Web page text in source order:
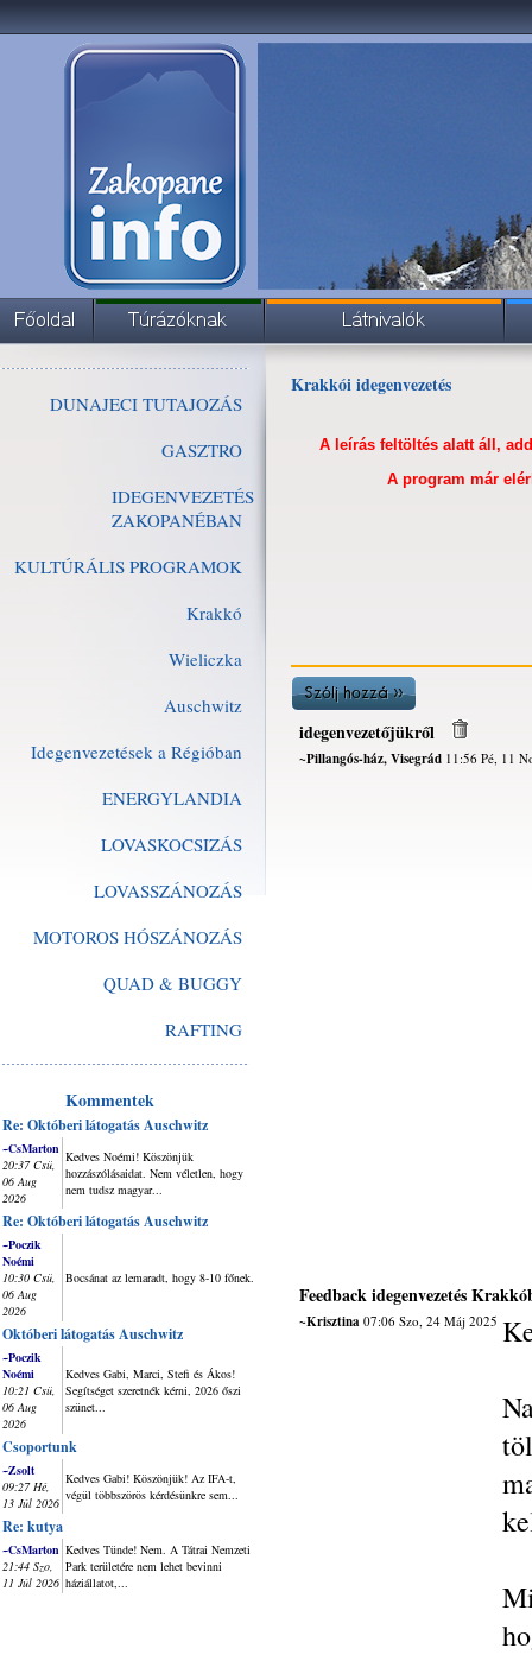
DUNAJECI TUTAJOZÁS
GASZTRO
IDEGENVEZETÉS
ZAKOPANÉBAN
KULTÚRÁLIS PROGRAMOK
Krakkó
Wieliczka
Auschwitz
Idegenvezetések a Régióban
ENERGYLANDIA
LOVASKOCSIZÁS
LOVASSZÁNOZÁS
MOTOROS HÓSZÁNOZÁS
QUAD & BUGGY
RAFTING
Kommentek
Re: Októberi látogatás Auschwitz
~CsMarton
20:37 Csü,
06 Aug
2026
Kedves Noémi! Köszönjük
hozzászólásaidat. Nem véletlen, hogy
nem tudsz magyar...
Re: Októberi látogatás Auschwitz
~Poczik
Noémi
10:30 Csü,
06 Aug
2026
Bocsánat az lemaradt, hogy 8-10 főnek.
Októberi látogatás Auschwitz
~Poczik
Noémi
10:21 Csü,
06 Aug
2026
Kedves Gabi, Marci, Stefi és Ákos!
Segítséget szeretnék kérni, 2026 őszi
szünet...
Csoportunk
~Zsolt
09:27 Hé,
13 Júl 2026
Kedves Gabi! Köszönjük! Az IFA-t,
végül többszörös kérdésünkre sem...
Re: kutya
~CsMarton
21:44 Szo,
11 Júl 2026
Kedves Tünde! Nem. A Tátrai Nemzeti
Park területére nem lehet bevinni
háziállatot,...
Krakkói idegenvezetés
A leírás feltöltés alatt áll,
A program már
idegenvezetőjükről
~Pillangós-ház, Visegrád11:56 Pé, 11
Feedback idegenvezetés
~Krisztina07:06 Szo, 24 Máj 2025